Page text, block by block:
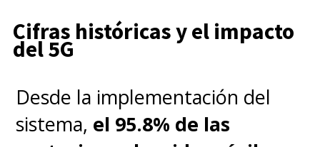
para las series Find X9, Find X8,
¿Qué es AI Mind Pilot en
Cifras históricas y el impacto
del 5G
Desde la implementación del
sistema, el 95.8% de las